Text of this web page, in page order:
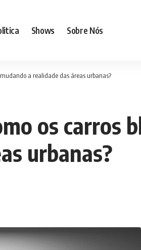
Shows Sobre Nós
a realidade das áreas urbanas?
os carros
urbanas?